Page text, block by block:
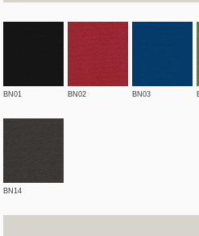
BN01 BN02 BN03
BN14